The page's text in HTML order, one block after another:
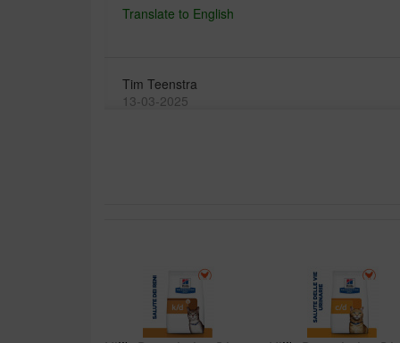
Translate to English
Tim Teenstra
13-03-2025
correcte prijs - kwaliteitsveerhouding
Translate to English